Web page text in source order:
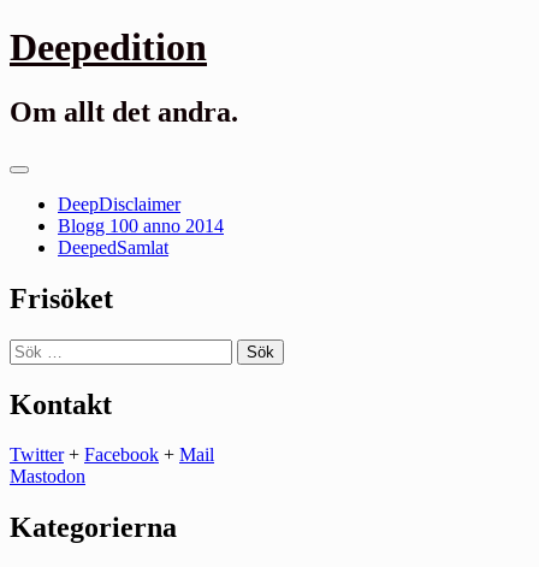
Gå
till
Deepedition
Om allt det andra.
Primär
DeepDisclaimer
Blogg 100 anno 2014
DeepedSamlat
Frisöket
Sök
efter:
Kontakt
Twitter+ Facebook + Mail
Mastodon
Kategorierna